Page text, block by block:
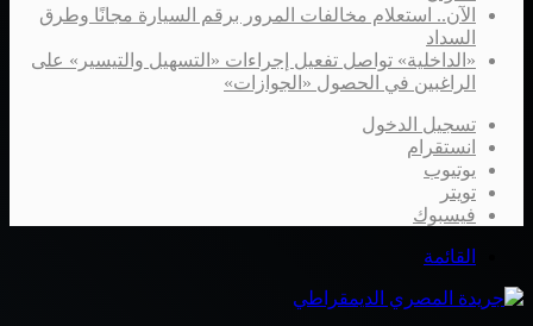
الآن.. استعلام مخالفات المرور برقم السيارة مجانًا وطرق
السداد
«الداخلية» تواصل تفعيل إجراءات «التسهيل والتيسير» على
الراغبين في الحصول «الجوازات»
تسجيل الدخول
انستقرام
يوتيوب
تويتر
فيسبوك
القائمة